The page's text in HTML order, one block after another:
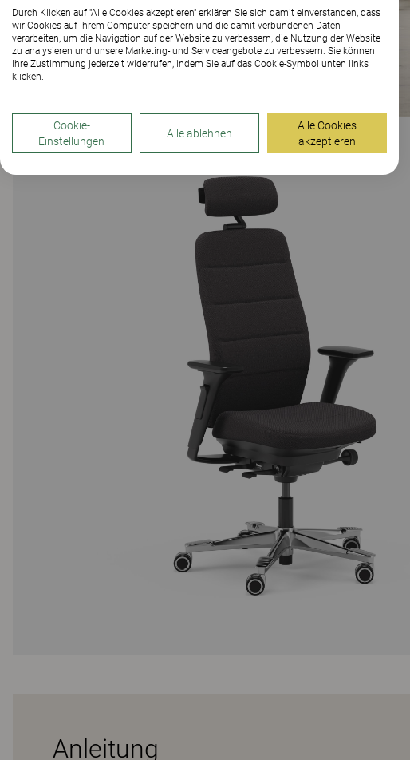
Anleitung
Durch Klicken auf "Alle Cookies akzeptieren" erklären Sie sich damit einverstanden, dass
wir Cookies auf Ihrem Computer speichern und die damit verbundenen Daten
verarbeiten, um die Navigation auf der Website zu verbessern, die Nutzung der Website
zu analysieren und unsere Marketing- und Serviceangebote zu verbessern. Sie können
Ihre Zustimmung jederzeit widerrufen, indem Sie auf das Cookie-Symbol unten links
klicken.
Cookie-
Einstellungen
Alle ablehnen
Alle Cookies
akzeptieren